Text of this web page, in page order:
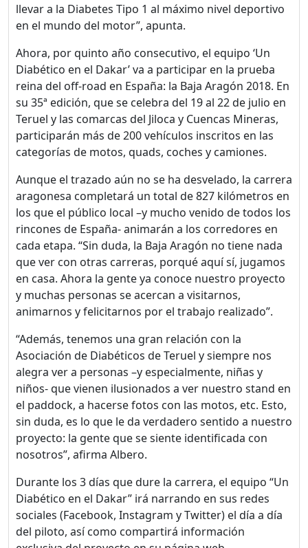
llevar a la Diabetes Tipo 1 al máximo nivel deportivo
en el mundo del motor”, apunta.
Ahora, por quinto año consecutivo, el equipo ‘Un
Diabético en el Dakar’ va a participar en la prueba
reina del off-road en España: la Baja Aragón 2018. En
su 35ª edición, que se celebra del 19 al 22 de julio en
Teruel y las comarcas del Jiloca y Cuencas Mineras,
participarán más de 200 vehículos inscritos en las
categorías de motos, quads, coches y camiones.
Aunque el trazado aún no se ha desvelado, la carrera
aragonesa completará un total de 827 kilómetros en
los que el público local –y mucho venido de todos los
rincones de España- animarán a los corredores en
cada etapa. “Sin duda, la Baja Aragón no tiene nada
que ver con otras carreras, porqué aquí sí, jugamos
en casa. Ahora la gente ya conoce nuestro proyecto
y muchas personas se acercan a visitarnos,
animarnos y felicitarnos por el trabajo realizado”.
“Además, tenemos una gran relación con la
Asociación de Diabéticos de Teruel y siempre nos
alegra ver a personas –y especialmente, niñas y
niños- que vienen ilusionados a ver nuestro stand en
el paddock, a hacerse fotos con las motos, etc. Esto,
sin duda, es lo que le da verdadero sentido a nuestro
proyecto: la gente que se siente identificada con
nosotros”, afirma Albero.
Durante los 3 días que dure la carrera, el equipo “Un
Diabético en el Dakar” irá narrando en sus redes
sociales (Facebook, Instagram y Twitter) el día a día
del piloto, así como compartirá información
¡Bienvenido! Antes de
continuar...
Este sitio web utiliza
cookies para garantizar
que obtengas la mejor
experiencia en nuestro
sitio.
Leer más sobre las cookies
Disfruta del foro sin
publicidad